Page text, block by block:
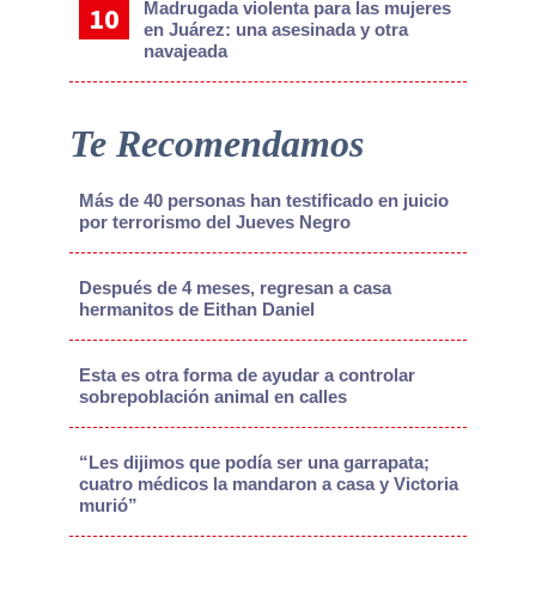
Madrugada violenta para las mujeres
en Juárez: una asesinada y otra
navajeada
Te Recomendamos
Más de 40 personas han testificado en juicio
por terrorismo del Jueves Negro
Después de 4 meses, regresan a casa
hermanitos de Eithan Daniel
Esta es otra forma de ayudar a controlar
sobrepoblación animal en calles
“Les dijimos que podía ser una garrapata;
cuatro médicos la mandaron a casa y Victoria
murió”